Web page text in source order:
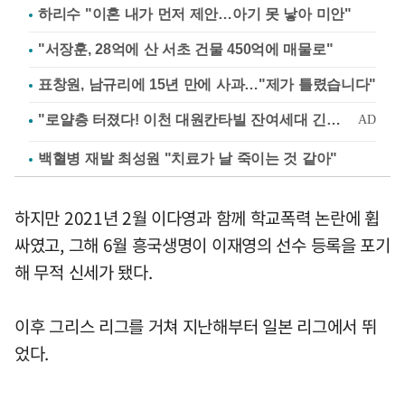
하리수 "이혼 내가 먼저 제안…아기 못 낳아 미안"
"서장훈, 28억에 산 서초 건물 450억에 매물로"
표창원, 남규리에 15년 만에 사과…"제가 틀렸습니다"
백혈병 재발 최성원 "치료가 날 죽이는 것 같아"
하지만 2021년 2월 이다영과 함께 학교폭력 논란에 휩
싸였고, 그해 6월 흥국생명이 이재영의 선수 등록을 포기
해 무적 신세가 됐다.
이후 그리스 리그를 거쳐 지난해부터 일본 리그에서 뛰
었다.